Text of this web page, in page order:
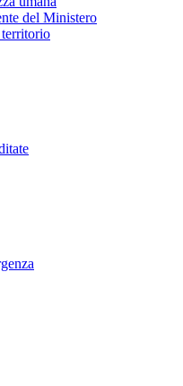
del Ministero